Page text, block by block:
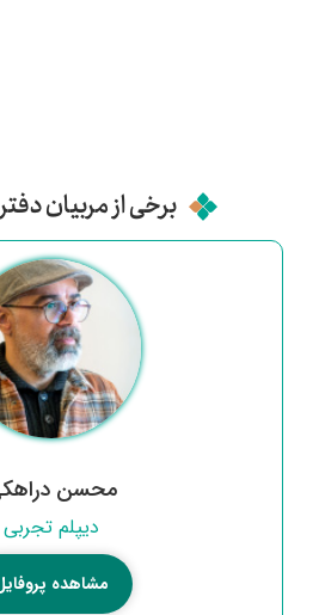
متولد سال ۱۳۷۰
برخی از مربیان
محسن
دیپلم تجربی
مشاهده